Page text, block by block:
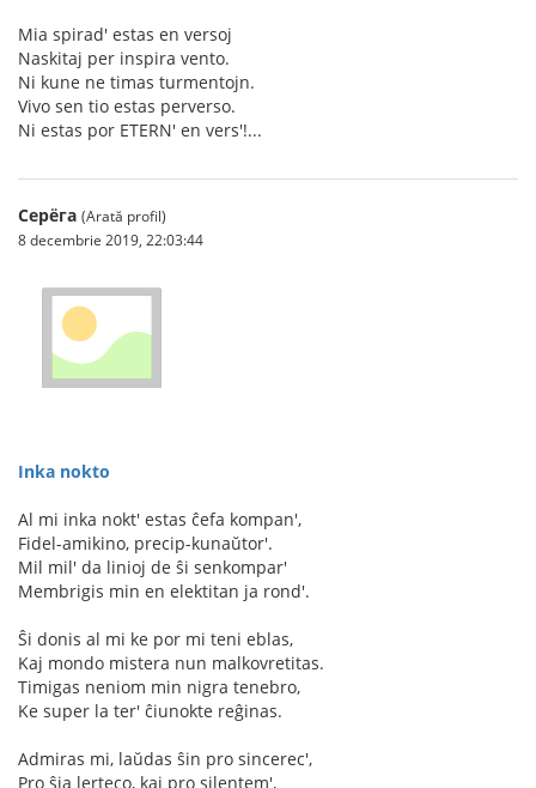
Mia spirad' estas en versoj
Naskitaj per inspira vento.
Ni kune ne timas turmentojn.
Vivo sen tio estas perverso.
Ni estas por ETERN' en vers'!...
Серёга (Arată profil)
8 decembrie 2019, 22:03:44
Inka nokto
Al mi inka nokt' estas ĉefa kompan',
Fidel-amikino, precip-kunaŭtor'.
Mil mil' da linioj de ŝi senkompar'
Membrigis min en elektitan ja rond'.
Ŝi donis al mi ke por mi teni eblas,
Kaj mondo mistera nun malkovretitas.
Timigas neniom min nigra tenebro,
Ke super la ter' ĉiunokte reĝinas.
Admiras mi, laŭdas ŝin pro sincerec',
Pro ŝia lerteco, kaj pro silentem',